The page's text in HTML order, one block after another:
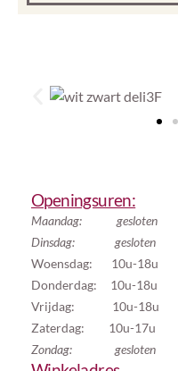
Openingsuren:
Maandag: gesloten
Dinsdag: gesloten
Woensdag: 10u-18u
Donderdag: 10u-18u
Vrijdag: 10u-18u
Zaterdag: 10u-17u
Zondag: gesloten